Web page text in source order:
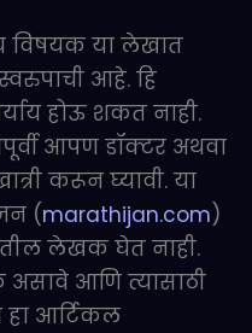
विषयक या लेखात
आहे. हि
होऊ शकत नाही.
आपण डॉक्टर अथवा
करून घ्यावी. या
(marathijan.com)
लेखक घेत नाही.
आणि त्यासाठी
हा आर्टिकल